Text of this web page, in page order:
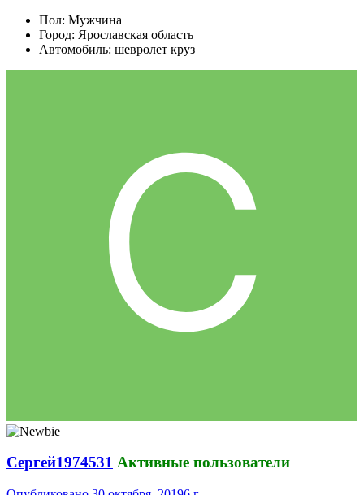
Пол: Мужчина
Город: Ярославская область
Автомобиль: шевролет круз
Сергей1974531 Активные пользователи